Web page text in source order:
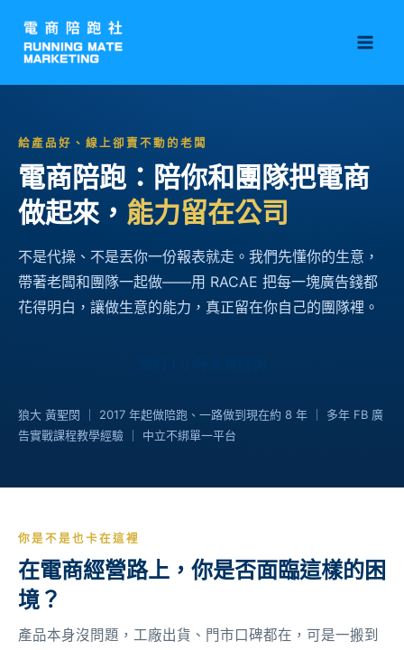
要
給產品好、線上卻賣不動的老闆
電商陪跑：陪你和團隊把電商
做起來， 能力留在公司
不是代操、不是丟你一份報表就走。我們先懂你的生意，
帶著老闆和團隊一起做——用 RACAE 把每一塊廣告錢都
花得明白，讓做生意的能力，真正留在你自己的團隊裡。
狼大 黃聖閔 ｜ 2017 年起做陪跑、一路做到現在約 8 年 ｜ 多年 FB 廣
告實戰課程教學經驗 ｜ 中立不綁單一平台
你是不是也卡在這裡
在電商經營路上，你是否面臨這樣的困
境？
產品本身沒問題，工廠出貨、門市口碑都在，可是一搬到